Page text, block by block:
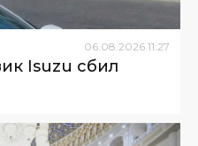
06.08.2026 11:27
Isuzu сбил